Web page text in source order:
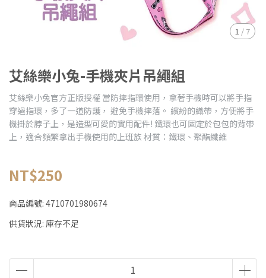
1 / 7
艾絲樂小兔-手機夾片吊繩組
艾絲樂小兔官方正版授權 當防摔指環使用，拿著手機時可以將手指
穿過指環，多了一道防護， 避免手機摔落。 繽紛的織帶，方便將手
機掛於脖子上，是造型可愛的實用配件! 鐵環也可固定於包包的背帶
上，適合頻繁拿出手機使用的上班族 材質：鐵環、聚酯纖維
NT$250
商品編號: 4710701980674
供貨狀況: 庫存不足